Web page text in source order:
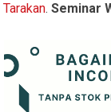
Tarakan.Seminar